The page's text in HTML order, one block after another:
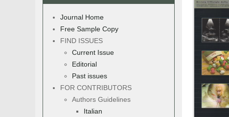
Journal Home
Free Sample Copy
FIND ISSUES
Current Issue
Editorial
Past issues
FOR CONTRIBUTORS
Authors Guidelines
Italian